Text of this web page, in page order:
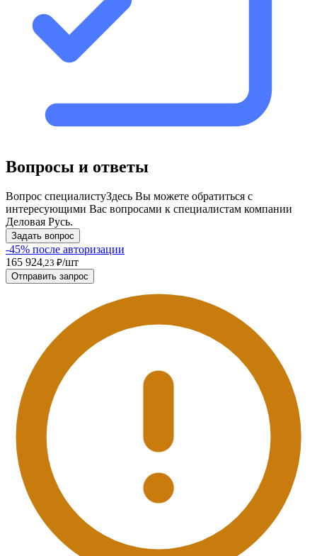
Вопросы и ответы
Вопрос специалистуЗдесь Вы можете обратиться с
интересующими Вас вопросами к специалистам компании
Деловая Русь.
Задать вопрос
-45% после авторизации
165 924,23 ₽/шт
Отправить запрос